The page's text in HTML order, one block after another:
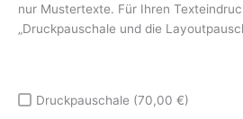
nur Mustertexte. Für Ihren
„Druckpauschale und die
Druckpauschale (70,00 €)